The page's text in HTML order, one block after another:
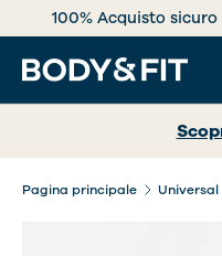
PASSA AI CONTENUTI
Cerca
Pagina principale